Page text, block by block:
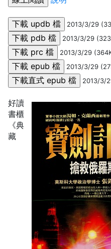
2013/3/29
2013/3/29
2013/3/29
2013/3/29
2013/3/
好讀
書櫃
《典
藏